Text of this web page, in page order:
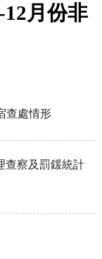
月份非
查處情形
查察及罰鍰統計